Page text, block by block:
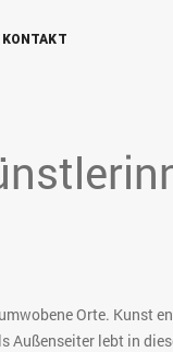
KONTAKT
Orte. Kunst
Außenseiter lebt in